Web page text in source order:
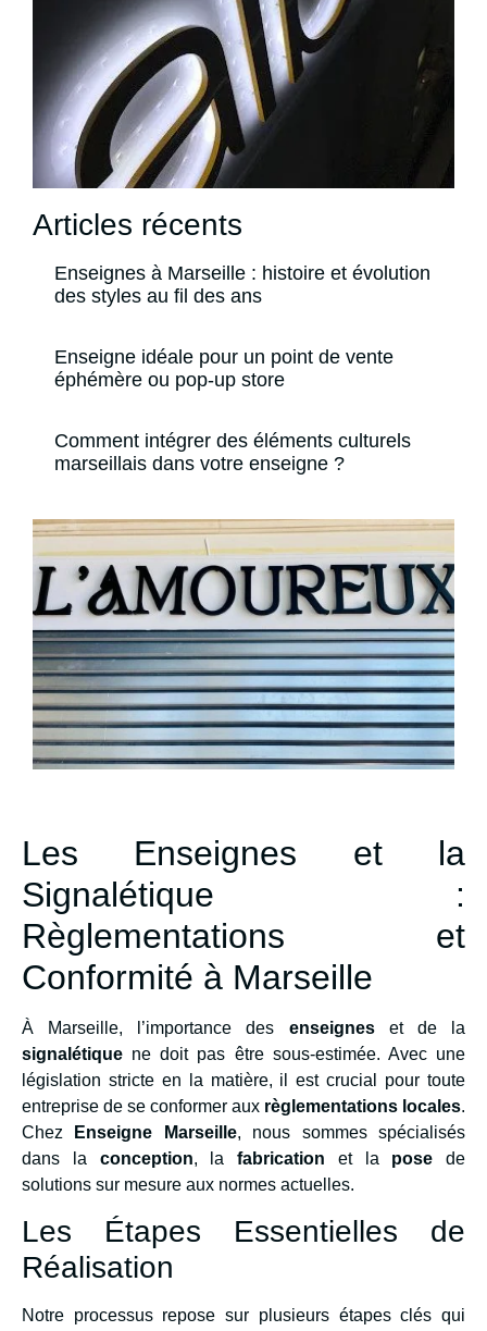
Articles récents
Enseignes à Marseille : histoire et évolution
des styles au fil des ans
Enseigne idéale pour un point de vente
éphémère ou pop-up store
Comment intégrer des éléments culturels
marseillais dans votre enseigne ?
Les Enseignes et la
Signalétique :
Règlementations et
Conformité à Marseille
À Marseille, l’importance des enseigneset de la
signalétique ne doit pas être sous-estimée. Avec une
législation stricte en la matière, il est crucial pour toute
entreprise de se conformer aux règlementations locales.
Chez
Enseigne Marseille, nous sommes spécialisés
dans la conception, la fabrication et la pose de
solutions sur mesure aux normes actuelles.
Les Étapes Essentielles de
Réalisation
Notre processus repose sur plusieurs étapes clés qui